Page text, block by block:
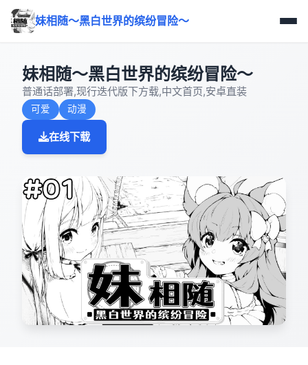
妹相随～黑白世界的缤纷冒险～
妹相随～黑白世界的缤纷冒险～
普通话部署,现行迭代版下方载,中文首页,安卓直装
可爱 动漫
在线下载